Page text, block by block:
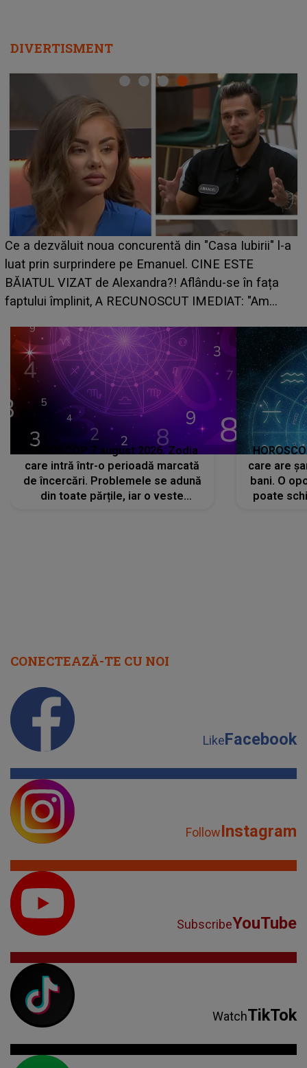
DIVERTISMENT
Ce a dezvăluit noua concurentă din "Casa Iubirii" l-a
luat prin surprindere pe Emanuel. CINE ESTE
BĂIATUL VIZAT de Alexandra?! Aflându-se în fața
faptului împlinit, A RECUNOSCUT IMEDIAT: "Am
HOROSCOP 7 august 2026. Zodia
care intră într-o perioadă marcată
de încercări. Problemele se adună
din toate părțile, iar o veste
care are
bani. O
poate
CONECTEAZĂ-TE CU NOI
LikeFacebook
FollowInstagram
SubscribeYouTube
WatchTikTok